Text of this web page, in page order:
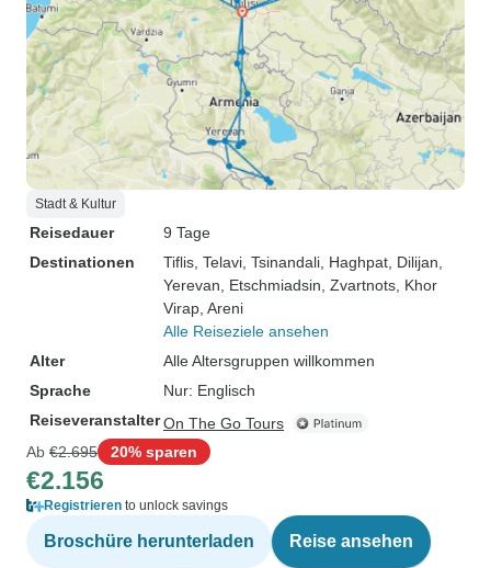
Stadt & Kultur
Reisedauer
9 Tage
Destinationen
Tiflis , Telavi , Tsinandali , Haghpat , Dilijan
Yerevan , Etschmiadsin , Zvartnots , Khor
Virap , Areni
Alle Reiseziele ansehen
Alter
Alle Altersgruppen willkommen
Sprache
Nur: Englisch
ReiseveranstalterOn The Go Tours
Ab €2.695 20% sparen
€2.156
Registrieren to unlock savings
Broschüre herunterladen Reise ansehen